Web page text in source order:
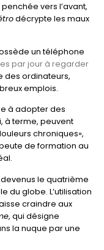
vers l’avant,
décrypte les maux
un téléphone
par jour à regarder
des ordinateurs,
emplois.
à adopter des
à terme, peuvent
chroniques»,
de formation au
le quatrième
du globe. L’utilisation
craindre aux
, qui désigne
la nuque par une